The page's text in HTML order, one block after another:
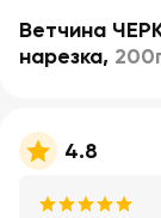
Ветчина
нарезка,
4.8